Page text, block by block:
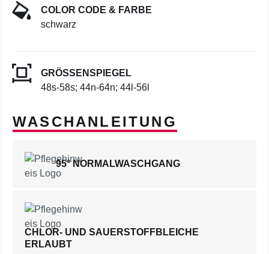
COLOR CODE & FARBE
schwarz
GRÖSSENSPIEGEL
48s-58s; 44n-64n; 44l-56l
WASCHANLEITUNG
95° NORMALWASCHGANG
CHLOR- UND SAUERSTOFFBLEICHE
ERLAUBT